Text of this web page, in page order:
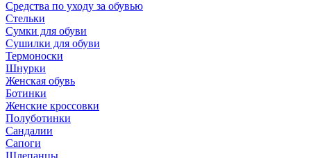
Средства по уходу за обувью
Стельки
Сумки для обуви
Сушилки для обуви
Термоноски
Шнурки
Женская обувь
Ботинки
Женские кроссовки
Полуботинки
Сандалии
Сапоги
Шлепанцы